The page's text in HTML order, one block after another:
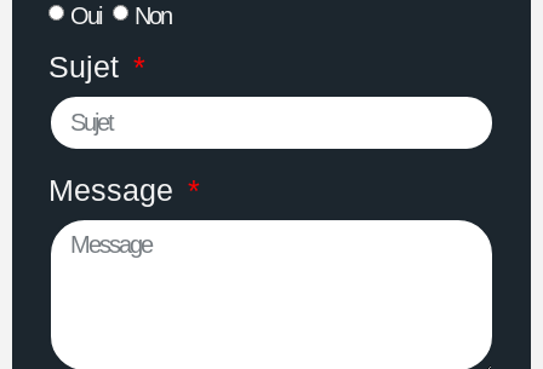
Oui Non
Sujet
Message